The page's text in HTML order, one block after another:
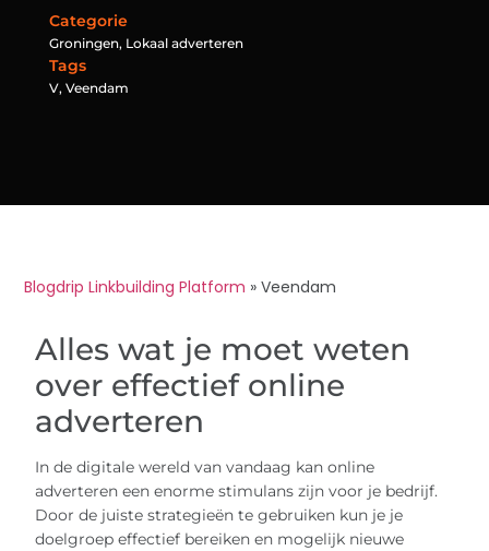
Categorie
Groningen, Lokaal adverteren
Tags
V, Veendam
Blogdrip Linkbuilding Platform »Veendam
Alles wat je moet weten
over effectief online
adverteren
In de digitale wereld van vandaag kan online
adverteren een enorme stimulans zijn voor je bedrijf.
Door de juiste strategieën te gebruiken kun je je
doelgroep effectief bereiken en mogelijk nieuwe